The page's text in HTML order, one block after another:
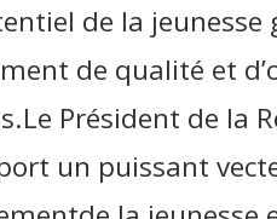
de la jeunesse
de qualité et
Président de la
un puissant